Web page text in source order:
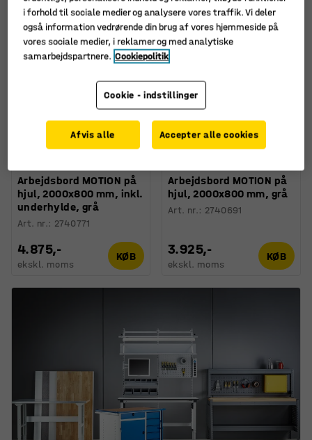
Fås i flere forskellige
Arbejdsbord MOTION på
hjul, 2000x800 mm, inkl.
underhylde, grå
Art. nr.: 2740771
4.875,-
ekskl. moms
KØB
Fås i flere forskellige
Arbejdsbord MOTION på
hjul, 2000x800 mm, grå
Art. nr.: 2740691
3.925,-
ekskl. moms
KØB
i forhold til sociale medier og analysere vores traffik. Vi deler
også information vedrørende din brug af vores hjemmeside på
vores sociale medier, i reklamer og med analytiske
samarbejdspartnere. Cookiepolitik
Cookie - indstillinger
Afvis alle Accepter alle cookies